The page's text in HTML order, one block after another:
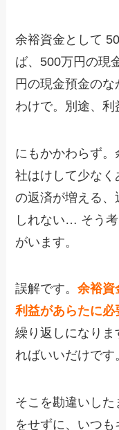
余裕資金として
ば、500万円の現
円の現金預金の
わけで。別途、利
にもかかわらず
社はけして少なく
の返済が増える、
しれない… そう
がいます。
誤解です。余裕資
利益があらたに必
繰り返しになり
ればいいだけです
そこを勘違いし
をせずに、いつ